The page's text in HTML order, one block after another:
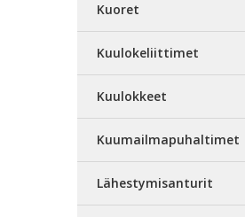
Kuoret
Kuulokeliittimet
Kuulokkeet
Kuumailmapuhaltimet
Lähestymisanturit